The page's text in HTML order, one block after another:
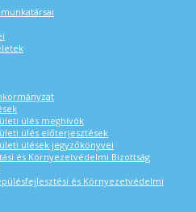
ülés meghívók
ülés előterjesztések
ülések jegyzőkönyvei
és Környezetvédelmi Bizottság
és Környezetvédelmi